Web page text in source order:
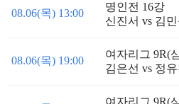
08.06(목) 13:00
명인전 16강
신진서 vs 김민
08.06(목) 19:00
여자리그 9R(
김은선 vs 정유